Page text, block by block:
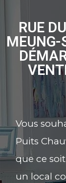
RUE
MEUNG-
Vous
Puits
que ce
un local